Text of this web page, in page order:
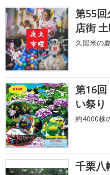
第55
店街
久留米の
第16
い祭り
約4000株
千栗